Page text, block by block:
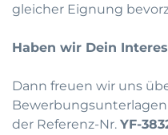
gleicher Eignung
Haben wir Dein
Dann freuen wir uns
der Referenz-Nr. YF-